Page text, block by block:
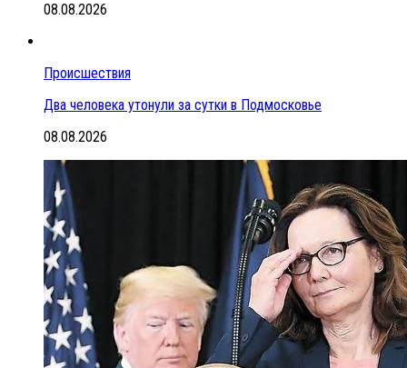
08.08.2026
Происшествия
Два человека утонули за сутки в Подмосковье
08.08.2026